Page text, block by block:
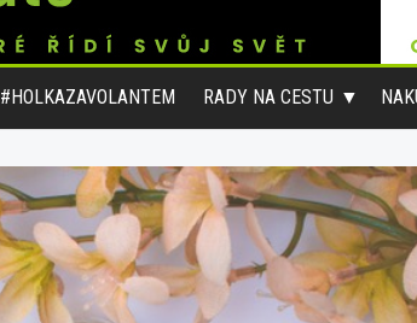
#HOLKAZAVOLANTEM RADY NA CESTU